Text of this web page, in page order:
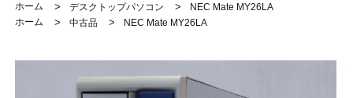
ホーム
> デスクトップパソコン >
NEC Mate MY26LA
ホーム
> 中古品 > NEC Mate MY26LA